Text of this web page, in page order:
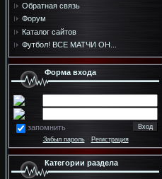
Обратная связь
Форум
Каталог сайтов
Футбол! ВСЕ МАТЧИ ОН...
Форма входа
запомнить
Забыл пароль· Регистрация
Категории раздела